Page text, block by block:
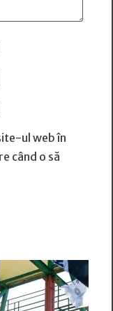
ul web în
când o să